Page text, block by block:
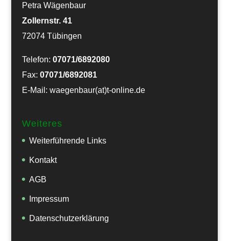
Petra Wägenbaur
Zollernstr. 41
72074 Tübingen
Telefon: 07071/6892080
Fax: 07071/6892081
E-Mail: waegenbaur(at)t-online.de
Weiteres
Weiterführende Links
Kontakt
AGB
Impressum
Datenschutzerklärung